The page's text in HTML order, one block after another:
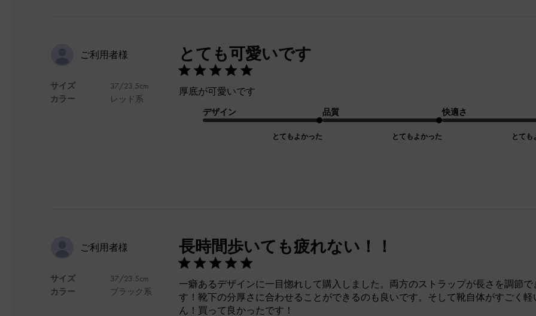
ご利用者様
サイズ
カラー
37/23.5cm
レッド系
とても可愛いです
厚底が可愛いです
デザイン
とてもよかった
品質
とてもよかった
快適さ
とても
ご利用者様
サイズ
カラー
37/23.5cm
ブラック系
長時間歩いても疲れない！！
一癖あるデザインに一目惚れして購入しました。両方のストラップが長さを調節
す！靴下の分厚さに合わせることができるのも良いです。そして靴自体がすごく
ん！買って良かったです！